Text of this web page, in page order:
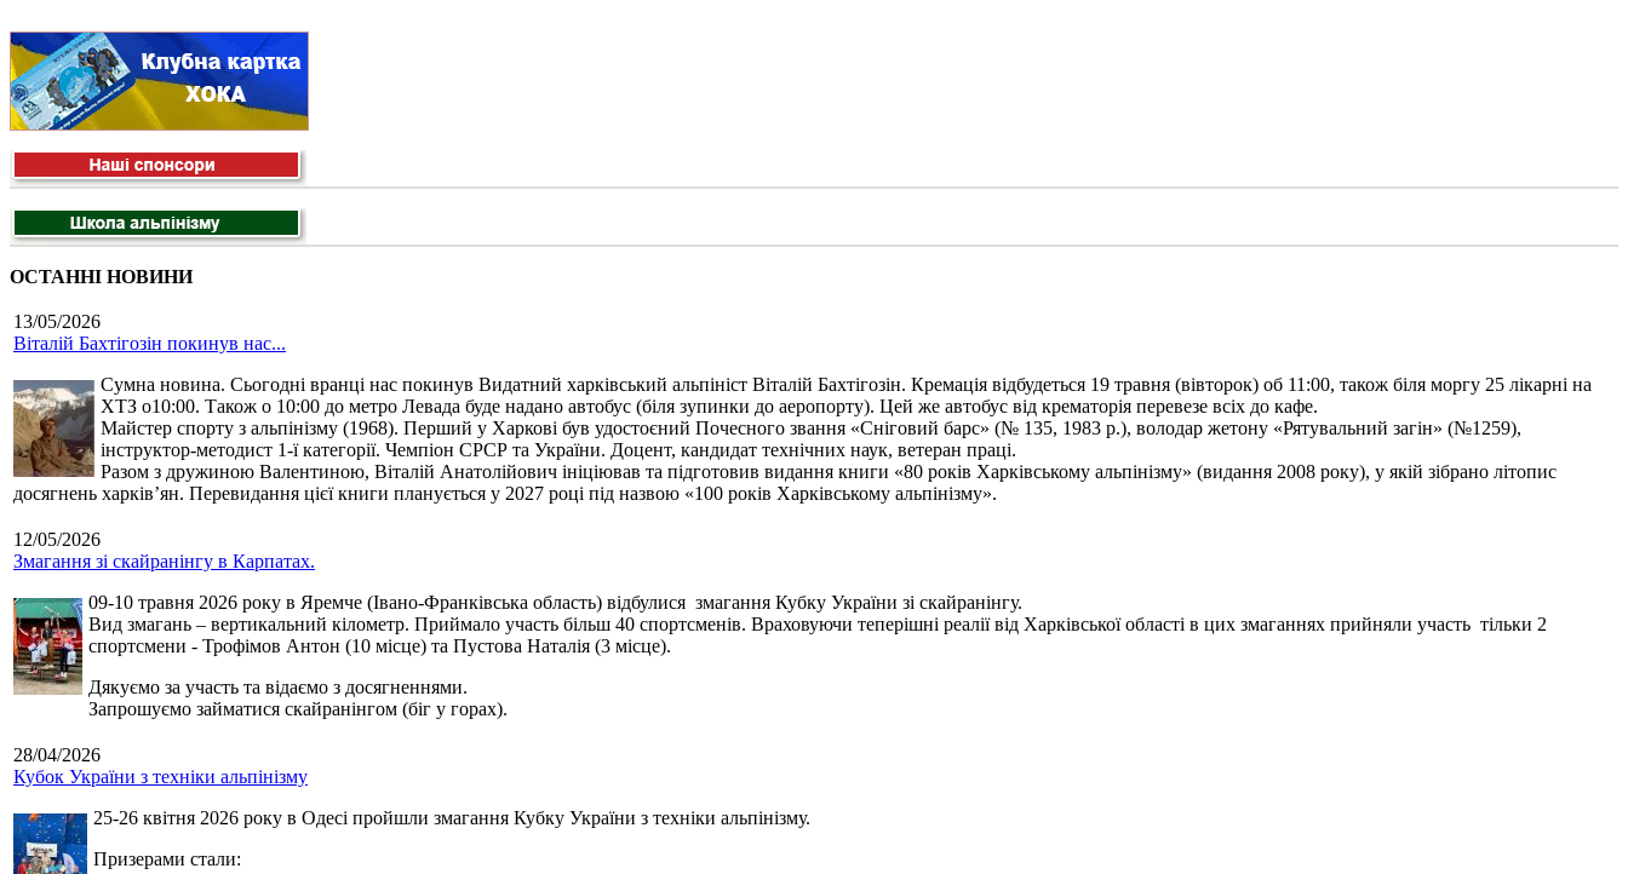
ОСТАННІ НОВИНИ
13/05/2026
Віталій Бахтігозін покинув нас...
Сумна новина. Сьогодні вранці нас покинув Видатний харківський альпініст Віталій Бахтігозін. Кремація відбудеться 19 травня (вівторок) об 11:00, також біля моргу 25 лікарні на
ХТЗ о10:00. Також о 10:00 до метро Левада буде надано автобус (біля зупинки до аеропорту). Цей же автобус від крематорія перевезе всіх до кафе.
Майстер спорту з альпінізму (1968). Перший у Харкові був удостоєний Почесного звання «Сніговий барс» (№ 135, 1983 р.), володар жетону «Рятувальний загін» (№1259),
інструктор-методист 1-ї категорії. Чемпіон СРСР та України. Доцент, кандидат технічних наук, ветеран праці.
Разом з дружиною Валентиною, Віталій Анатолійович ініціював та підготовив видання книги «80 років Харківському альпінізму» (видання 2008 року), у якій зібрано літопис
досягнень харків’ян. Перевидання цієї книги планується у 2027 році під назвою «100 років Харківському альпінізму».
12/05/2026
Змагання зі скайранінгу в Карпатах.
09-10 травня 2026 року в Яремче (Івано-Франківська область) відбулися змагання Кубку України зі скайранінгу.
Вид змагань – вертикальний кілометр. Приймало участь більш 40 спортсменів. Враховуючи теперішні реалії від Харківської області в цих змаганнях прийняли участь тільки 2
спортсмени - Трофімов Антон (10 місце) та Пустова Наталія (3 місце).
Дякуємо за участь та відаємо з досягненнями.
Запрошуємо займатися скайранінгом (біг у горах).
28/04/2026
Кубок України з техніки альпінізму
25-26 квітня 2026 року в Одесі пройшли змагання Кубку України з техніки альпінізму.
Призерами стали: